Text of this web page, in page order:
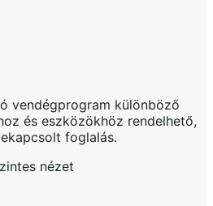
vendégprogram különböző
és eszközökhöz rendelhető,
foglalás.
nézet